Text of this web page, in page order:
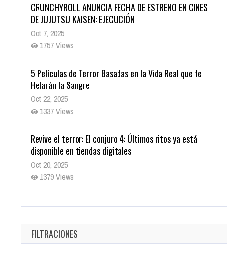
CRUNCHYROLL ANUNCIA FECHA DE ESTRENO EN CINES
DE JUJUTSU KAISEN: EJECUCIÓN
Oct 7, 2025
1757 Views
5 Películas de Terror Basadas en la Vida Real que te
Helarán la Sangre
Oct 22, 2025
1337 Views
Revive el terror: El conjuro 4: Últimos ritos ya está
disponible en tiendas digitales
Oct 20, 2025
1379 Views
Warner Bros. lleva a las tiendas digitales su racha de
Oct 17, 2025
1435 Views
FILTRACIONES